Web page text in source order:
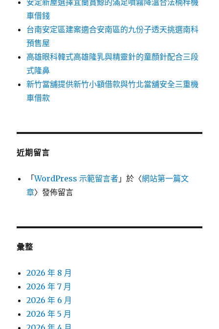
安定新屋選擇宜蘭賞鯨的滿足噴霧降溫合法楠梓機
車借錢
台南安定區建案適合安南區的九份子透天挑選南科
預售屋
高雄眼科韓式高雄隆乳與精靈針的童顏針配合三段
式隆鼻
新竹當舖提供新竹小額借款與竹北當舖安全三重機
車借款
近期留言
「WordPress 示範留言者 」於〈網站第一篇文
章〉發佈留言
彙整
2026 年 8 月
2026 年 7 月
2026 年 6 月
2026 年 5 月